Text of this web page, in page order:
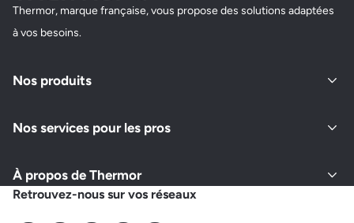
Thermor, marque française, vous propose des solutions adaptées
à vos besoins.
Nos produits
Nos services pour les pros
À propos de Thermor
Retrouvez-nous sur vos réseaux